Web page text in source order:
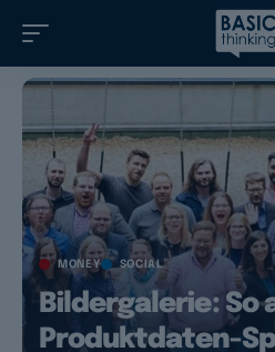
MONEY SOCIAL
Bildergalerie:
Produktdaten-